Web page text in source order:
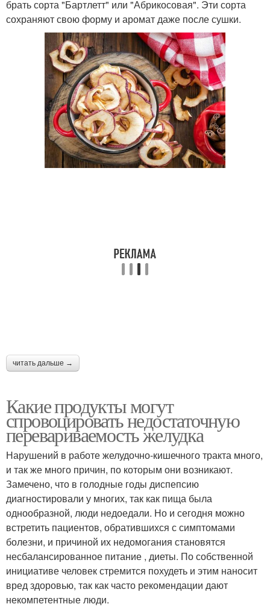
брать сорта "Бартлетт" или "Абрикосовая". Эти сорта
сохраняют свою форму и аромат даже после сушки.
читать дальше →
Какие продукты могут
спровоцировать недостаточную
перевариваемость желудка
Нарушений в работе желудочно-кишечного тракта много,
и так же много причин, по которым они возникают.
Замечено, что в голодные годы диспепсию
диагностировали у многих, так как пища была
однообразной, люди недоедали. Но и сегодня можно
встретить пациентов, обратившихся с симптомами
болезни, и причиной их недомогания становятся
несбалансированное питание , диеты. По собственной
инициативе человек стремится похудеть и этим наносит
вред здоровью, так как часто рекомендации дают
некомпетентные люди.